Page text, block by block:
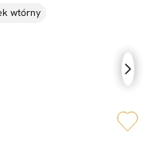
wtórny